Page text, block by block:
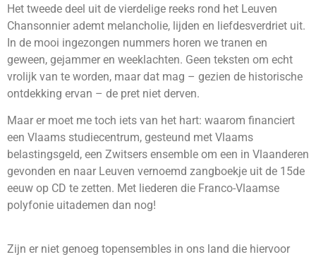
Het tweede deel uit de vierdelige reeks rond het Leuven
Chansonnier ademt melancholie, lijden en liefdesverdriet uit.
In de mooi ingezongen nummers horen we tranen en
geween, gejammer en weeklachten. Geen teksten om echt
vrolijk van te worden, maar dat mag – gezien de historische
ontdekking ervan – de pret niet derven.
Maar er moet me toch iets van het hart: waarom financiert
een Vlaams studiecentrum, gesteund met Vlaams
belastingsgeld, een Zwitsers ensemble om een in Vlaanderen
gevonden en naar Leuven vernoemd zangboekje uit de 15de
eeuw op CD te zetten. Met liederen die Franco-Vlaamse
polyfonie uitademen dan nog!
Zijn er niet genoeg topensembles in ons land die hiervoor